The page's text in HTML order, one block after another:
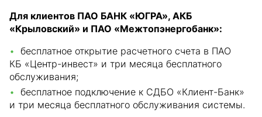
Для клиентов ПАО БАНК «ЮГРА», АКБ
«Крыловский» и ПАО «Межтопэнергобанк»:
бесплатное открытие расчетного счета в ПАО
КБ «Центр-инвест» и три месяца бесплатного
обслуживания;
бесплатное подключение к СДБО «Клиент-Банк»
и три месяца бесплатного обслуживания системы.